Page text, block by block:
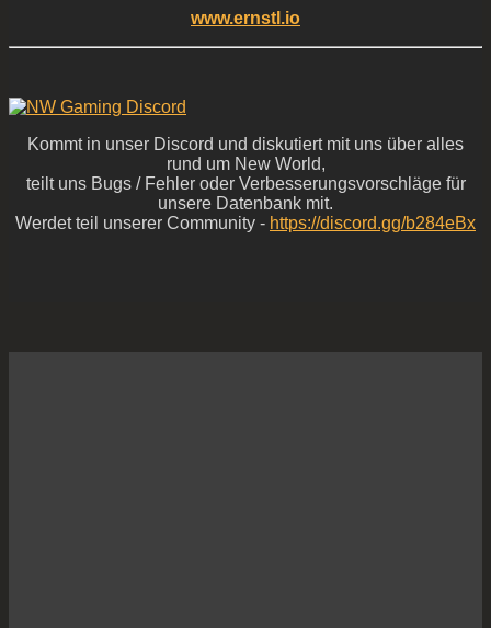
www.ernstl.io
Kommt in unser Discord und diskutiert mit uns über alles
rund um New World,
teilt uns Bugs / Fehler oder Verbesserungsvorschläge für
unsere Datenbank mit.
Werdet teil unserer Community - https://discord.gg/b284eBx